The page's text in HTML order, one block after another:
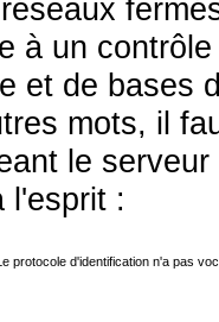
à un
et de bases
mots, il
le
l'esprit :
protocole d'identification n'a pas